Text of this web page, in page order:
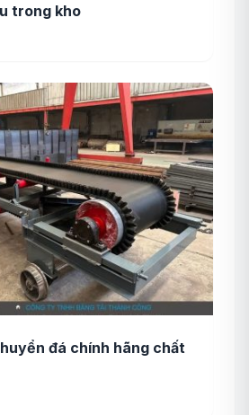
trong kho
đá chính hãng chất